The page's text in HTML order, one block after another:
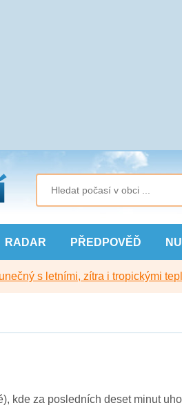
RADAR PŘEDPOVĚĎ
s letními, zítra i tropickými
kde za posledních deset minut